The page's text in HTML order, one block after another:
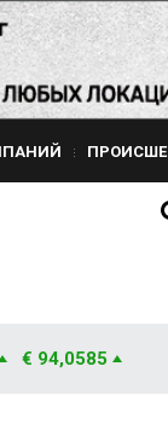
€ 94,0585